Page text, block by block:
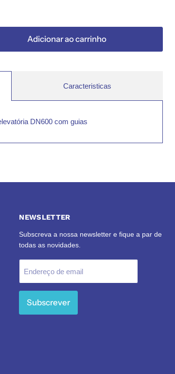
Adicionar ao carrinho
DN600 com guias
Caracteristicas
NEWSLETTER
Subscreva a nossa newsletter e fique a par de
todas as novidades.
Endereço de email
Subscrever